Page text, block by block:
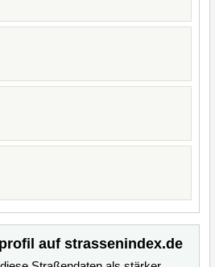
auf strassenindex.de